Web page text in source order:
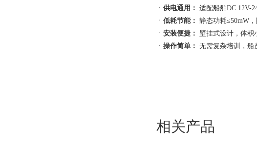
ㆍ 供电通用： 适配船舶DC 12V-
ㆍ 低耗节能： 静态功耗≤50mW
ㆍ 安装便捷： 壁挂式设计，体积
ㆍ 操作简单： 无需复杂培训，船
相关产品